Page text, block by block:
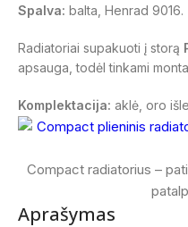
Spalva: balta, Henrad 9016.
Radiatoriai supakuoti į storą
apsauga, todėl tinkami
Komplektacija: aklė, oro
Compact radiatorius –
Aprašymas